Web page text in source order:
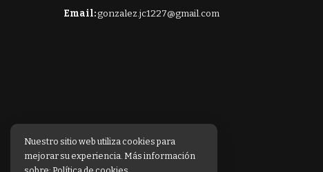
Email:gonzalez.jc1227@gmail.com
Nuestro sitio web utiliza cookies para
mejorar su experiencia. Más información